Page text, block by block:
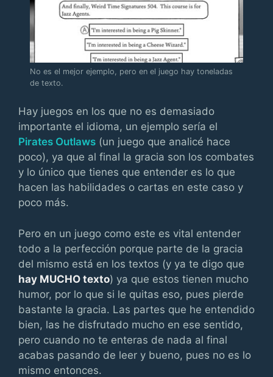
No es el mejor ejemplo, pero en el juego hay toneladas
de texto.
Hay juegos en los que no es demasiado
importante el idioma, un ejemplo sería el
Pirates Outlaws (un juego que analicé hace
poco), ya que al final la gracia son los combates
y lo único que tienes que entender es lo que
hacen las habilidades o cartas en este caso y
poco más.
Pero en un juego como este es vital entender
todo a la perfección porque parte de la gracia
del mismo está en los textos (y ya te digo que
hay MUCHO texto) ya que estos tienen mucho
humor, por lo que si le quitas eso, pues pierde
bastante la gracia. Las partes que he entendido
bien, las he disfrutado mucho en ese sentido,
pero cuando no te enteras de nada al final
acabas pasando de leer y bueno, pues no es lo
mismo entonces.